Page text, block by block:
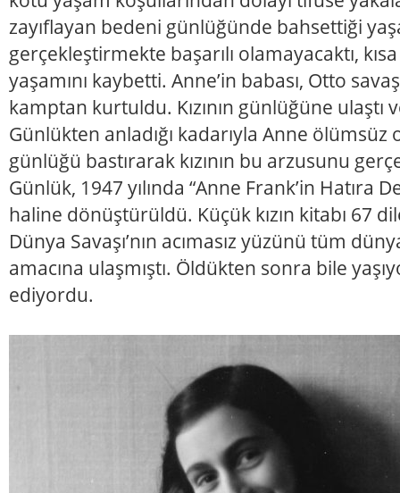
zayıflayan bedeni günlüğünde bahsettiği
gerçekleştirmekte başarılı olamayacaktı,
yaşamını kaybetti. Anne’in babası, Otto
kamptan kurtuldu. Kızının günlüğüne ulaştı
Günlükten anladığı kadarıyla Anne
günlüğü bastırarak kızının bu arzusunu
Günlük, 1947 yılında “Anne Frank’in Hatıra
haline dönüştürüldü. Küçük kızın kitabı 67
Dünya Savaşı’nın acımasız yüzünü tüm
amacına ulaşmıştı. Öldükten sonra bile
ediyordu.